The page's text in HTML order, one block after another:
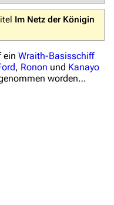
Im Netz der Königin
ein Wraith-Basisschiff
, Ronon und Kanayo
worden…